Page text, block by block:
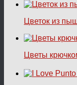
Цветок из
Цветы